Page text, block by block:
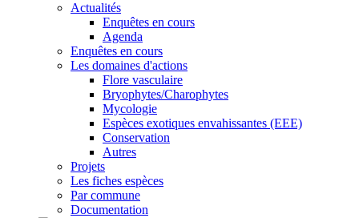
Actualités
Enquêtes en cours
Agenda
Enquêtes en cours
Les domaines d'actions
Flore vasculaire
Bryophytes/Charophytes
Mycologie
Espèces exotiques envahissantes (EEE)
Conservation
Autres
Projets
Les fiches espèces
Par commune
Documentation